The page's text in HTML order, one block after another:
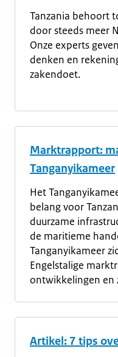
Tanzania behoort
door steeds meer
Onze experts
denken en
zakendoet.
Marktrapport:
Tanganyikameer
Het
belang voor
duurzame
de maritieme
Tanganyikameer
Engelstalige
ontwikkelingen en
Artikel: 7 tips